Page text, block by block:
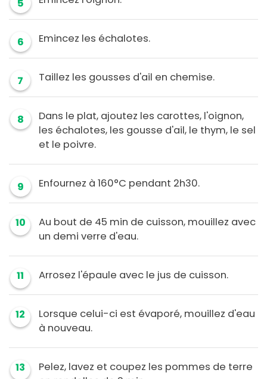
5
6 Emincez les échalotes.
7 Taillez les gousses d'ail en chemise.
8
Dans le plat, ajoutez les carottes, l'oignon,
les échalotes, les gousse d'ail, le thym, le sel
et le poivre.
9 Enfournez à 160°C pendant 2h30.
10
Au bout de 45 min de cuisson, mouillez avec
un demi verre d'eau.
11 Arrosez l'épaule avec le jus de cuisson.
12
Lorsque celui-ci est évaporé, mouillez d'eau
à nouveau.
13
Pelez, lavez et coupez les pommes de terre